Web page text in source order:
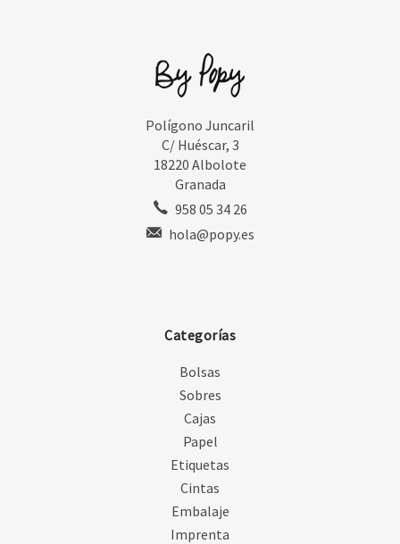
Polígono Juncaril
C/ Huéscar, 3
18220 Albolote
Granada
958 05 34 26
hola@popy.es
Categorías
Bolsas
Sobres
Cajas
Papel
Etiquetas
Cintas
Embalaje
Imprenta